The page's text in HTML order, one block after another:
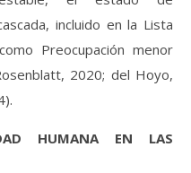
incluido en la Lista
Preocupación menor
2020; del Hoyo,
HUMANA EN LAS